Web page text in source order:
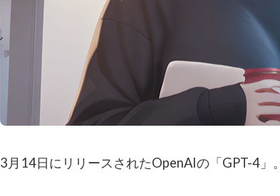
3月14日にリリースされたOpenAIの「GPT-4」